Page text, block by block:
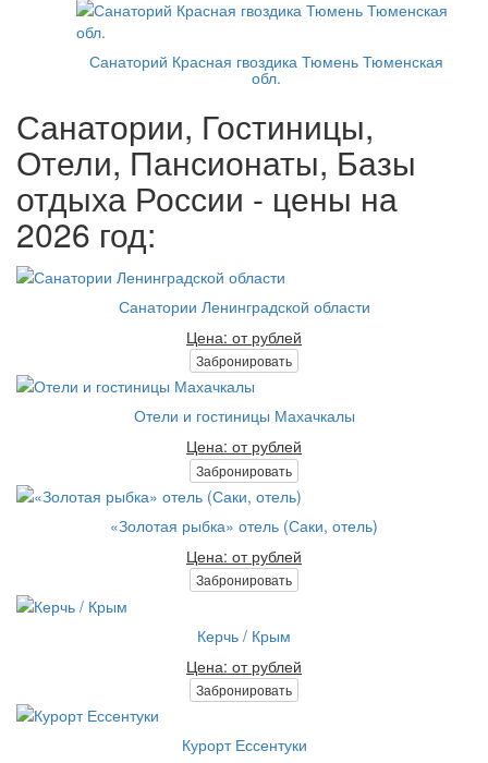
Санаторий Красная гвоздика Тюмень Тюменская
обл.
Санатории, Гостиницы,
Отели, Пансионаты, Базы
отдыха России - цены на
2026 год:
Санатории Ленинградской области
Цена: от рублей
Забронировать
Отели и гостиницы Махачкалы
Цена: от рублей
Забронировать
«Золотая рыбка» отель (Саки, отель)
Цена: от рублей
Забронировать
Керчь / Крым
Цена: от рублей
Забронировать
Курорт Ессентуки